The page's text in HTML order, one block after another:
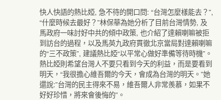
快人快語的熱比婭, 急不待的開口問: “台灣怎麼樣能去？”,
“什麼時候去最好？”林保華為她分析了目前台灣情勢, 及
馬政府一味討好中共的傾中政策, 也介紹了達賴喇嘛被拒
到訪台的過程，以及馬英九政府貫徹北京當局對達賴喇嘛
的“三不政策”, 建議熱比婭“以平常心做好準備等待時機”。
熱比婭則希望台灣人不要只看到今天的利益，而是要看到
明天，“我很擔心維吾爾的今天，會成為台灣的明天。”她
還說:”台灣的民主得來不易，維吾爾人非常羨慕，如果不
好好珍惜，將來會後悔的”。